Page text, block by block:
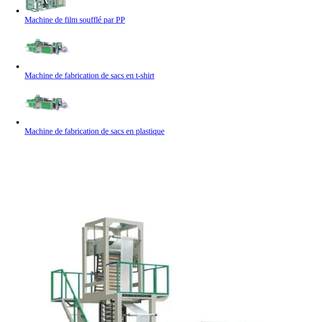
Machine de film soufflé par PP
Machine de fabrication de sacs en t-shirt
Machine de fabrication de sacs en plastique